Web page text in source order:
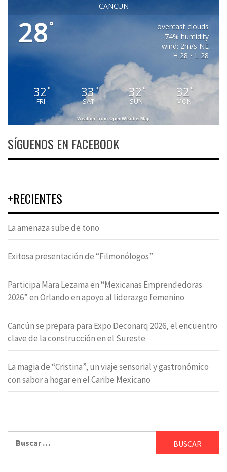
CANCUN
28°
overcast clouds
74% humidity
wind: 2m/s NE
H 28 • L 28
32°
FRI
33°
SAT
32 °
SUN
32 °
MON
Weather from OpenWeatherMap
SÍGUENOS EN FACEBOOK
+RECIENTES
La amenaza sube de tono
Exitosa presentación de “Filmonólogos”
Participa Mara Lezama en “Mexicanas Emprendedoras
2026” en Orlando en apoyo al liderazgo femenino
Cancún se prepara para Expo Deconarq 2026, el encuentro
clave de la construcción en el Sureste
La magia de “Cristina”, un viaje sensorial y gastronómico
con sabor a hogar en el Caribe Mexicano